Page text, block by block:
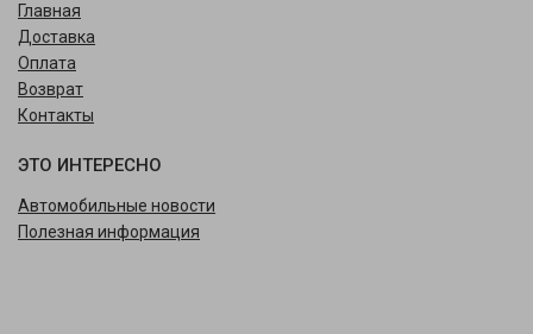
Главная
Доставка
Оплата
Возврат
Контакты
ЭТО ИНТЕРЕСНО
Автомобильные новости
Полезная информация